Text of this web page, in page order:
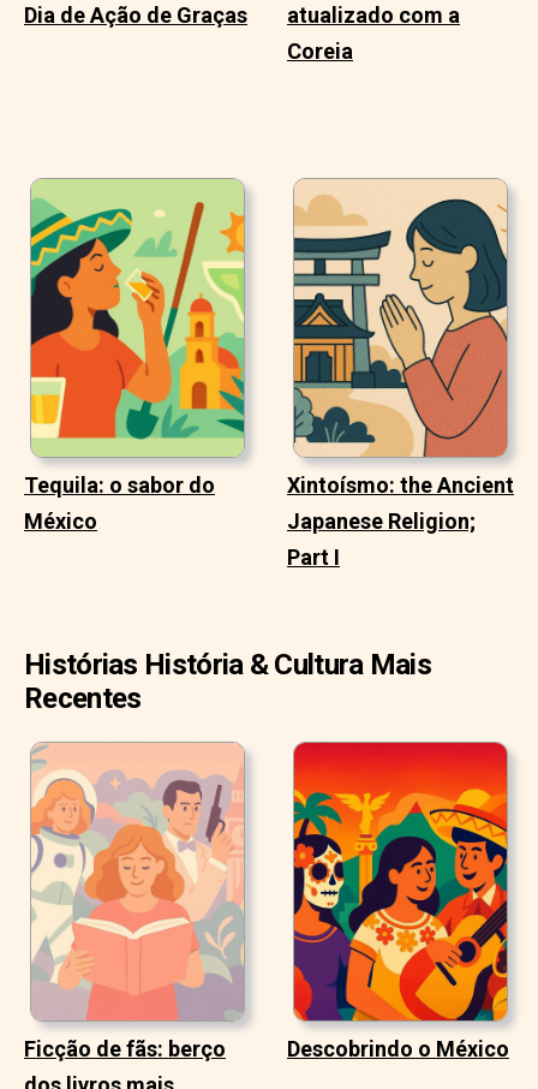
Dia de Ação de Graças
atualizado com a
Coreia
Tequila: o sabor do
México
Xintoísmo: the Ancient
Japanese Religion;
Part I
Histórias História & Cultura Mais
Recentes
Ficção de fãs: berço
Descobrindo o México